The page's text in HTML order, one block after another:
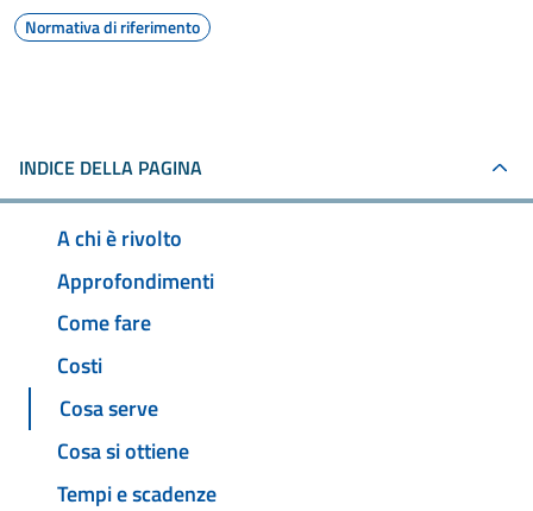
Normativa di riferimento
INDICE DELLA PAGINA
A chi è rivolto
Approfondimenti
Come fare
Costi
Cosa serve
Cosa si ottiene
Tempi e scadenze